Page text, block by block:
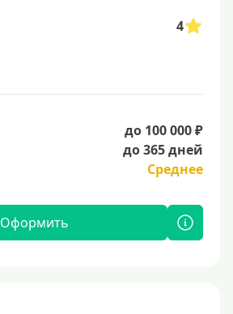
4
до 100 000 ₽
до 365 дней
Среднее
Оформить